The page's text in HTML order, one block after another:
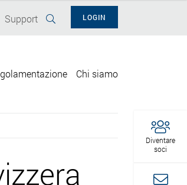
Diventare
soci
LOGIN
Support
Chi siamo